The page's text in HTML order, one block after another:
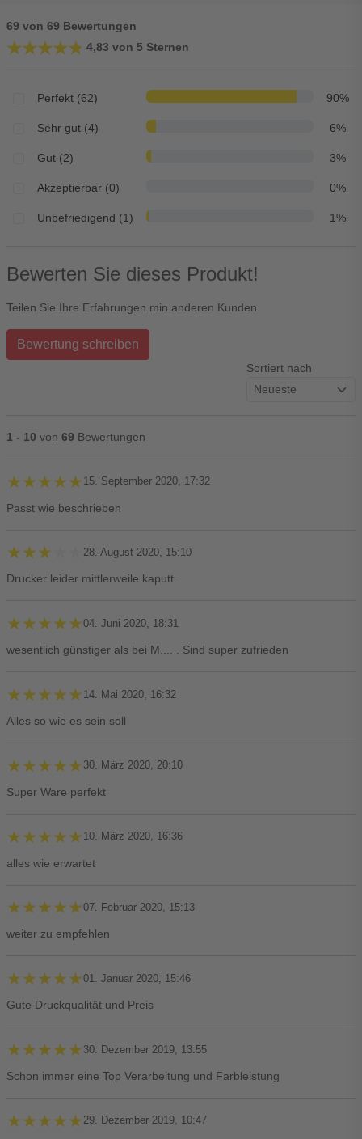
69 von 69 Bewertungen
★★★★★
★★★★★ 4,83 von 5 Sternen
Perfekt (62) 90%
Sehr gut (4) 6%
Gut (2) 3%
Akzeptierbar (0) 0%
Unbefriedigend (1) 1%
Bewerten Sie dieses Produkt!
Teilen Sie Ihre Erfahrungen min anderen Kunden
Bewertung schreiben
Sortiert nach
1 - 10 von 69 Bewertungen
★★★★★
★★★★★ 15. September 2020, 17:32
Passt wie beschrieben
★★★★★
★★★★★ 28. August 2020, 15:10
Drucker leider mittlerweile kaputt.
★★★★★
★★★★★04. Juni 2020, 18:31
wesentlich günstiger als bei M.... . Sind super zufrieden
★★★★★
★★★★★ 14. Mai 2020, 16:32
Alles so wie es sein soll
★★★★★
★★★★★ 30. März 2020, 20:10
Super Ware perfekt
★★★★★
★★★★★ 10. März 2020, 16:36
alles wie erwartet
★★★★★
★★★★★07. Februar 2020, 15:13
weiter zu empfehlen
★★★★★
★★★★★01. Januar 2020, 15:46
Gute Druckqualität und Preis
★★★★★
★★★★★ 30. Dezember 2019, 13:55
Schon immer eine Top Verarbeitung und Farbleistung
★★★★★
★★★★★ 29. Dezember 2019, 10:47